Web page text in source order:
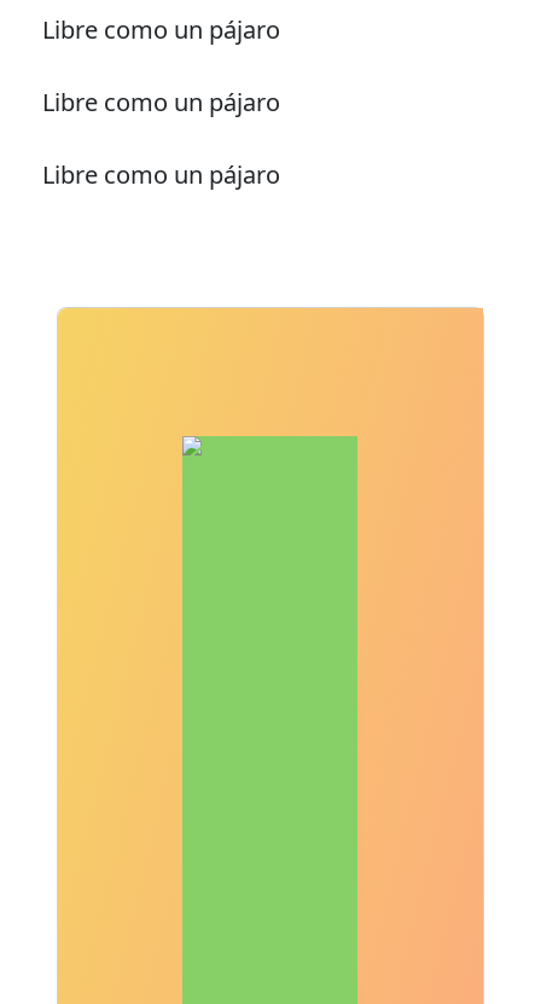
Libre como un pájaro
Libre como un pájaro
Libre como un pájaro